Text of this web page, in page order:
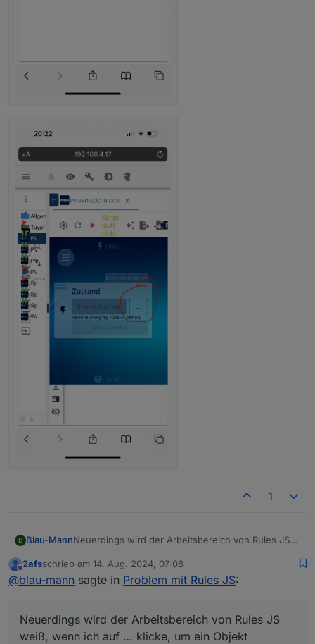
1
B Blau-MannNeuerdings wird der Arbeitsbereich von Rules JS
auszuwählen. Kann mir jemand helfen, was ich
machen muss?!
Offline
2afsschrieb am 14. Aug. 2024, 07:08
zuletzt editiert von
@blau-mann sagte in Problem mit Rules JS:
Neuerdings wird der Arbeitsbereich von Rules JS
weiß, wenn ich auf … klicke, um ein Objekt